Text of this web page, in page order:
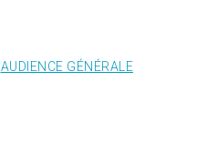
AUDIENCE GÉNÉRALE